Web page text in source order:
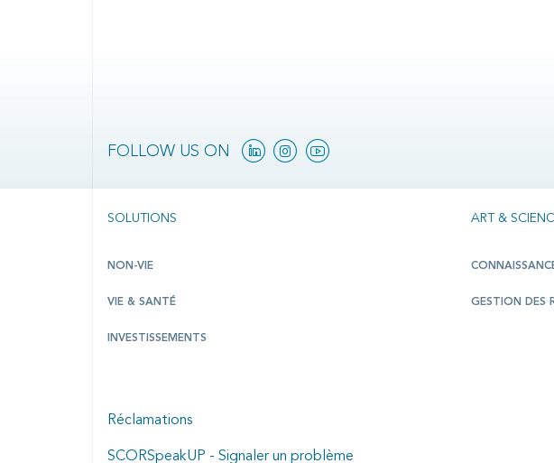
FOLLOW US ON LinkedinInstagramYoutube
SOLUTIONS
NON-VIE
VIE & SANTÉ
INVESTISSEMENTS
ART &
GESTION DES
Réclamations
SCORSpeakUP - Signaler un problème